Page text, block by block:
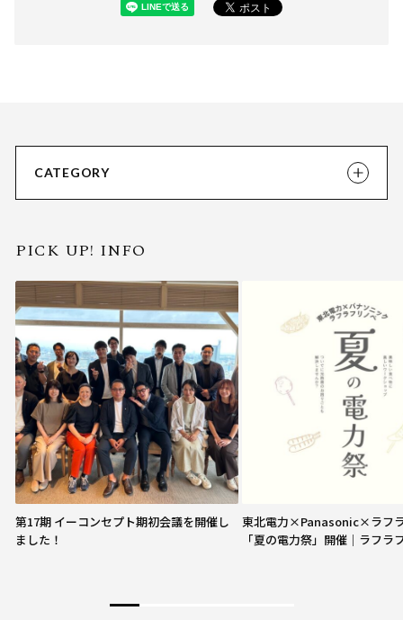
CATEGORY
PICK UP! INFO
第17期 イーコンセプト期初会議を開催し
ました！
東北電力×Panasonic×ラフ
「夏の電力祭」開催｜ラフラ